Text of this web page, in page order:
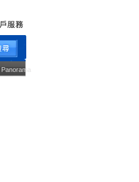
Panorama